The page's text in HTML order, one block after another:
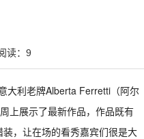
读：9
大利老牌Alberta Ferretti（阿尔
上展示了最新作品，作品既有
，让在场的看秀嘉宾们很是大